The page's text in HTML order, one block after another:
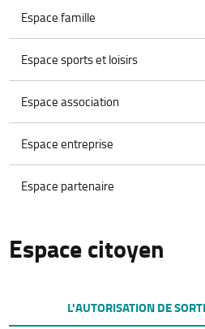
Espace famille
Espace sports et loisirs
Espace association
Espace entreprise
Espace partenaire
Espace citoyen
L'AUTORISATION DE